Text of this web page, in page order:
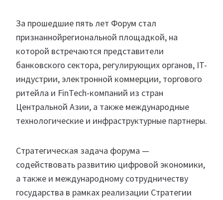
За прошедшие пять лет Форум стал
признаннойрегиональной площадкой, на
которой встречаются представители
банковского сектора, регулирующих органов, IT-
индустрии, электронной коммерции, торгового
ритейла и FinTech-компаний из стран
Центральной Азии, а также международные
технологические и инфраструктурные партнеры.
Стратегическая задача форума —
содействовать развитию цифровой экономики,
а также и международному сотрудничеству
государства в рамках реализации Стратегии